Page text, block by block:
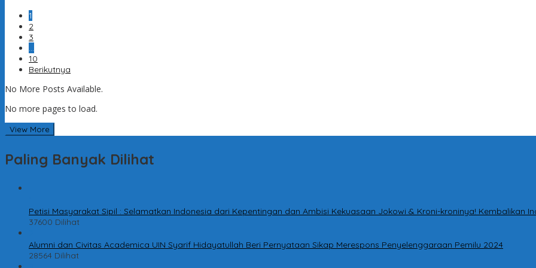
1
2
3
…
10
Berikutnya
No More Posts Available.
No more pages to load.
View More
Paling Banyak Dilihat
Petisi Masyarakat Sipil : Selamatkan Indonesia dari Kepentingan dan Ambisi Kekuasaan Jokowi & Kroni-kroninya! Kembalikan
37600 Dilihat
Alumni dan Civitas Academica UIN Syarif Hidayatullah Beri Pernyataan Sikap Merespons Penyelenggaraan Pemilu 2024
28564 Dilihat